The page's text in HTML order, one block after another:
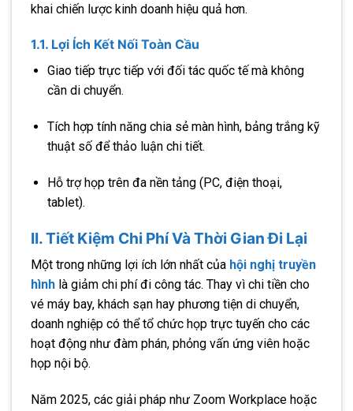
khai chiến lược kinh doanh hiệu quả hơn.
1.1. Lợi Ích Kết Nối Toàn Cầu
Giao tiếp trực tiếp với đối tác quốc tế mà không
cần di chuyển.
Tích hợp tính năng chia sẻ màn hình, bảng trắng kỹ
thuật số để thảo luận chi tiết.
Hỗ trợ họp trên đa nền tảng (PC, điện thoại,
tablet).
II. Tiết Kiệm Chi Phí Và Thời Gian Đi Lại
Một trong những lợi ích lớn nhất của hội nghị truyền
hình là giảm chi phí đi công tác. Thay vì chi tiền cho
vé máy bay, khách sạn hay phương tiện di chuyển,
doanh nghiệp có thể tổ chức họp trực tuyến cho các
hoạt động như đàm phán, phỏng vấn ứng viên hoặc
họp nội bộ.
Năm 2025, các giải pháp như Zoom Workplace hoặc